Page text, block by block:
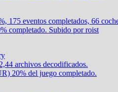
175 eventos completados, 66
completado. Subido por roist
archivos decodificados.
20% del juego completado.